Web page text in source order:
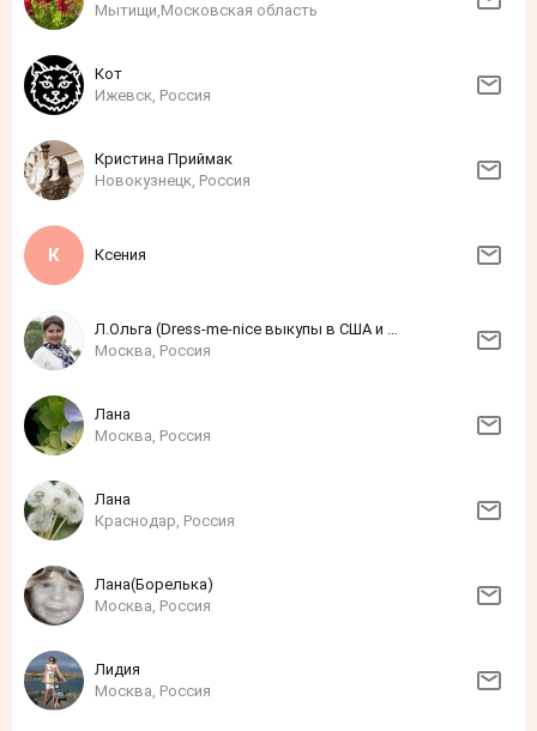
Мытищи,Московская область
Кот
Ижевск, Россия
Кристина Приймак
Новокузнецк, Россия
Ксения
Л.Ольга (Dress-me-nice выкупы в США и Европе онлайн и офлайн)
Москва, Россия
Лана
Москва, Россия
Лана
Краснодар, Россия
Лана(Борелька)
Москва, Россия
Лидия
Москва, Россия